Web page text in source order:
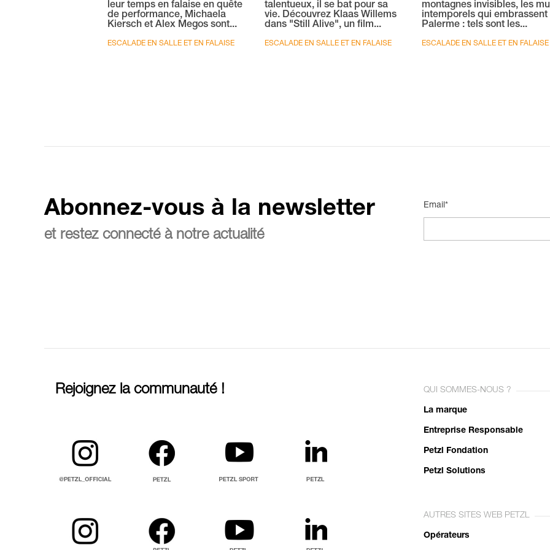
leur temps en falaise en quête
de performance, Michaela
Kiersch et Alex Megos sont...
ESCALADE EN SALLE ET EN FALAISE
talentueux, il se bat pour sa
vie. Découvrez Klaas Willems
dans "Still Alive", un film...
ESCALADE EN SALLE ET EN FALAISE
montagnes invisibles, les
intemporels qui embrassent
Palerme : tels sont les...
ESCALADE EN SALLE ET EN FALAISE
Abonnez-vous à la newsletter
et restez connecté à notre actualité
Email*
Rejoignez la communauté ! QUI SOMMES-NOUS ?
La marque
Entreprise Responsable
Petzl Fondation
Petzl Solutions
AUTRES SITES WEB PETZL
Opérateurs